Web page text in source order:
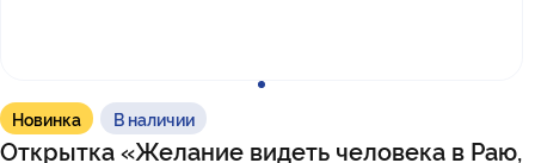
Новинка В наличии
Открытка «Желание видеть человека в Раю,